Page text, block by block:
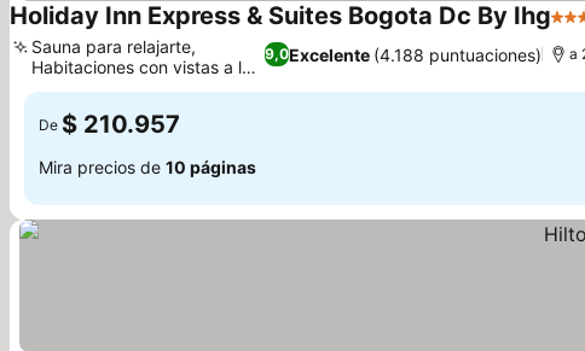
Holiday Inn Express & Suites Bogota Dc By Ihg4
9,0Excelente (4.188 puntuaciones)
Sauna para relajarte,
Habitaciones con vistas a la
ciudad
a
De $ 210.957
Mira precios de 10 páginas